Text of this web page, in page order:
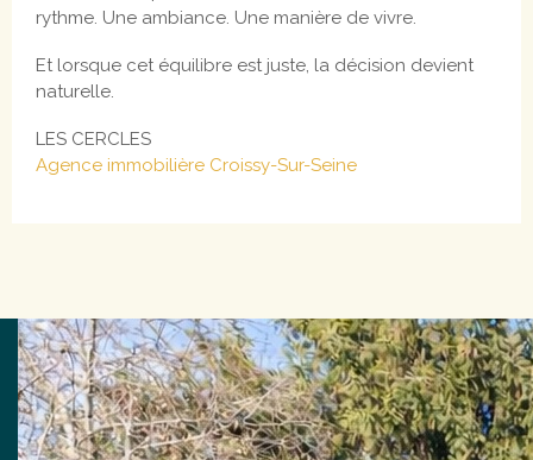
rythme. Une ambiance. Une manière de vivre.
Et lorsque cet équilibre est juste, la décision devient
naturelle.
LES CERCLES
Agence immobilière Croissy-Sur-Seine